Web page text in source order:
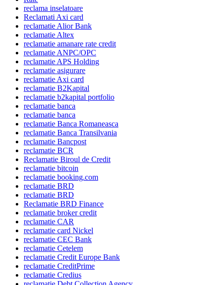
reclama inselatoare
Reclamati Axi card
reclamatie Alior Bank
reclamatie Altex
reclamatie amanare rate credit
reclamatie ANPC/OPC
reclamatie APS Holding
reclamatie asigurare
reclamatie Axi card
reclamatie B2Kapital
reclamatie b2kapital portfolio
reclamatie banca
reclamatie banca
reclamatie Banca Romaneasca
reclamatie Banca Transilvania
reclamatie Bancpost
reclamatie BCR
Reclamatie Biroul de Credit
reclamatie bitcoin
reclamatie booking.com
reclamatie BRD
reclamatie BRD
Reclamatie BRD Finance
reclamatie broker credit
reclamatie CAR
reclamatie card Nickel
reclamatie CEC Bank
reclamatie Cetelem
reclamatie Credit Europe Bank
reclamatie CreditPrime
reclamatie Credius